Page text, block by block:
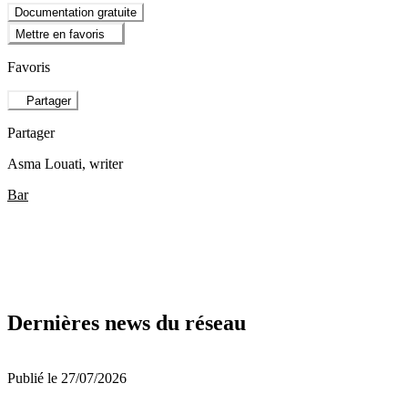
Documentation gratuite
Mettre en favoris
Favoris
Partager
Partager
Asma Louati, writer
Bar
Dernières news du réseau
Publié le 27/07/2026